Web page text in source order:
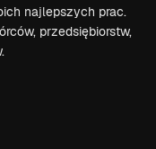
najlepszych prac.
przedsiębiorstw,